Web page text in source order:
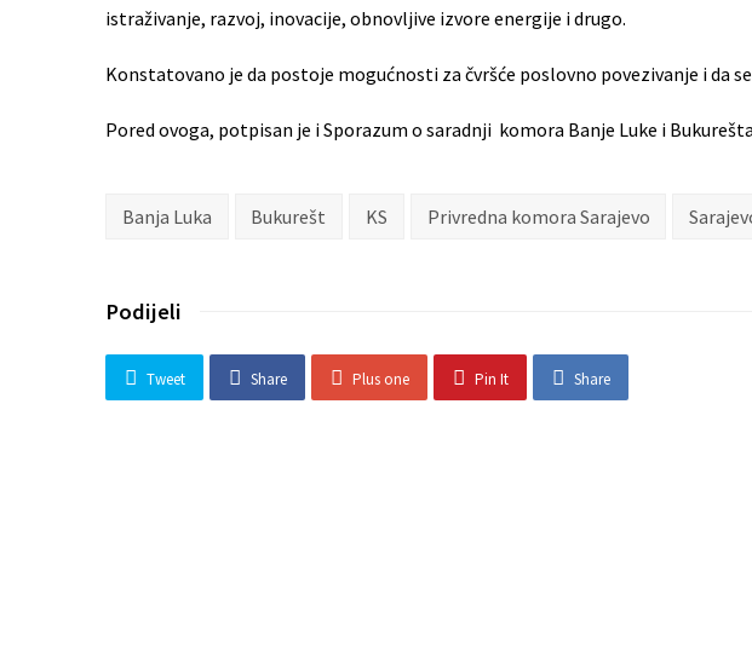
istraživanje, razvoj, inovacije, obnovljive izvore energije i drugo.
Konstatovano je da postoje mogućnosti za čvršće poslovno povezivanje i da
Pored ovoga, potpisan je i Sporazum o saradnji komora Banje Luke i
Banja Luka Bukurešt KS Privredna komora Sarajevo
Podijeli
Tweet Share Plus one Pin It Share